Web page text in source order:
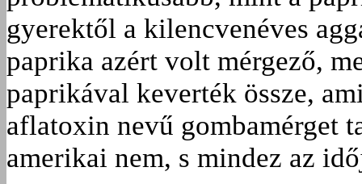
gyerektől a kilencvenéves
paprika azért volt mérgező,
paprikával keverték össze,
aflatoxin nevű gombamérget
amerikai nem, s mindez az